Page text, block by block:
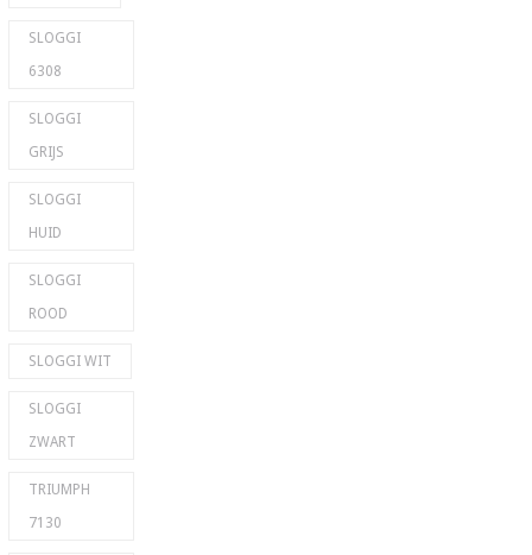
SLOGGI
6308
SLOGGI
GRIJS
SLOGGI
HUID
SLOGGI
ROOD
SLOGGI WIT
SLOGGI
ZWART
TRIUMPH
7130